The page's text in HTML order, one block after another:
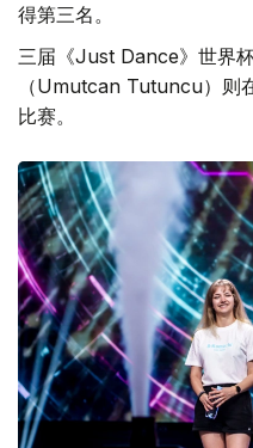
得第三名。
三届《Just Dance》世界
（Umutcan Tutuncu）则
比赛。